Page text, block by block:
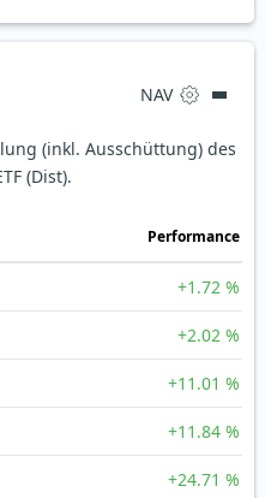
NAV
(inkl. Ausschüttung) des
(Dist).
Perfor­mance
+1.72 %
+2.02 %
+11.01 %
+11.84 %
+24.71 %